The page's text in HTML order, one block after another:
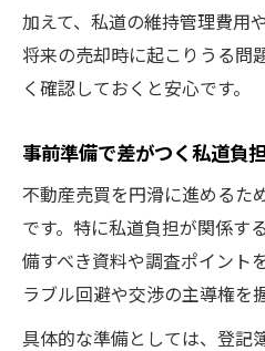
加えて、私道の維持管理費用
将来の売却時に起こりうる問
く確認しておくと安心です。
事前準備で差がつく私道負
不動産売買を円滑に進めるた
です。特に私道負担が関係す
備すべき資料や調査ポイント
ラブル回避や交渉の主導権を
具体的な準備としては、登記